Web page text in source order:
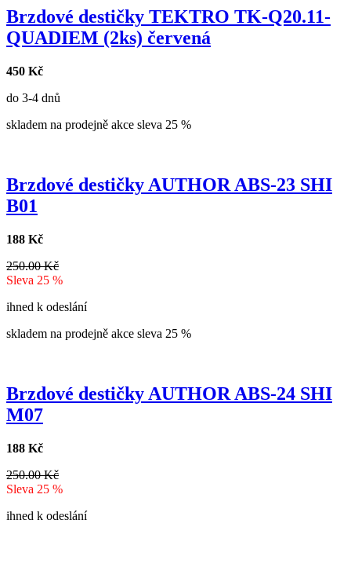
Brzdové destičky TEKTRO TK-Q20.11-
QUADIEM (2ks) červená
450 Kč
do 3-4 dnů
skladem na prodejně akce sleva 25 %
Brzdové destičky AUTHOR ABS-23 SHI
B01
188 Kč
250.00 Kč
Sleva 25 %
ihned k odeslání
skladem na prodejně akce sleva 25 %
Brzdové destičky AUTHOR ABS-24 SHI
M07
188 Kč
250.00 Kč
Sleva 25 %
ihned k odeslání